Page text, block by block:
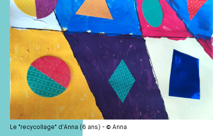
Le "recycollage" d'Anna (6 ans) - © Anna